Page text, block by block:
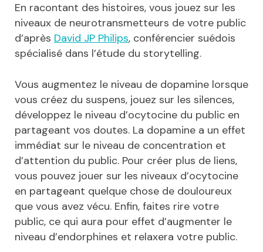
En racontant des histoires, vous jouez sur les
niveaux de neurotransmetteurs de votre public
d’après David JP Philips, conférencier suédois
spécialisé dans l’étude du storytelling.
Vous augmentez le niveau de dopamine lorsque
vous créez du suspens, jouez sur les silences,
développez le niveau d’ocytocine du public en
partageant vos doutes. La dopamine a un effet
immédiat sur le niveau de concentration et
d’attention du public. Pour créer plus de liens,
vous pouvez jouer sur les niveaux d’ocytocine
en partageant quelque chose de douloureux
que vous avez vécu. Enfin, faites rire votre
public, ce qui aura pour effet d’augmenter le
niveau d’endorphines et relaxera votre public.